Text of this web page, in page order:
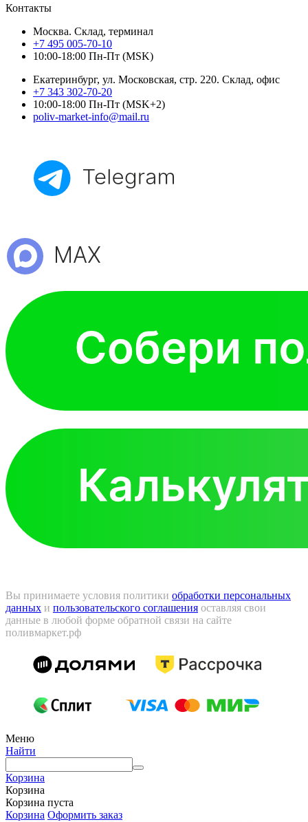
Контакты
Москва. Склад, терминал
+7 495 005-70-10
10:00-18:00 Пн-Пт (MSK)
Екатеринбург, ул. Московская, стр. 220. Склад, офис
+7 343 302-70-20
10:00-18:00 Пн-Пт (MSK+2)
poliv-market-info@mail.ru
Вы принимаете условия политики обработки персональных
данных и пользовательского соглашения оставляя свои
данные в любой форме обратной связи на сайте
поливмаркет.рф
Меню
Найти
Корзина
Корзина
Корзина пуста
Корзина Оформить заказ